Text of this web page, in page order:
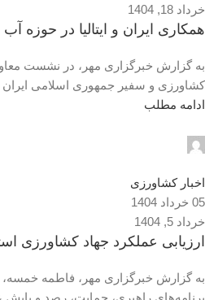
خرداد 18, 1404
همکاری ایران و ایتالیا در حوزه
به گزارش خبرگزاری مهر، در نشست
کشاورزی و سفیر جمهوری اسلامی ایران
ادامه مطلب
اخبار کشاورزی
05 خرداد 1404
خرداد 5, 1404
ارزیابی عملکرد جهاد کشاورزی
به گزارش خبرگزاری مهر، فاطمه